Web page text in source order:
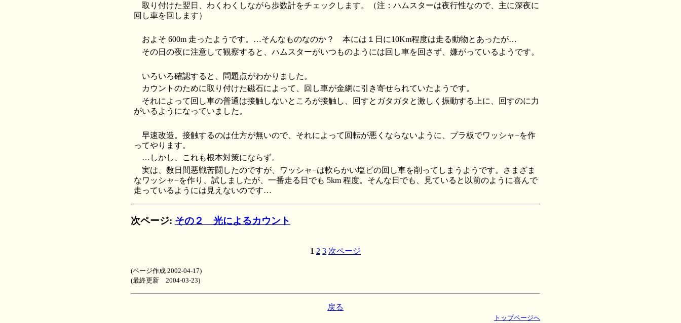
取り付けた翌日、わくわくしながら歩数計をチェックします。（注：ハムスターは夜行性なので、主に深夜に
回し車を回します）
およそ 600m 走ったようです。…そんなものなのか？ 本には１日に10Km程度は走る動物とあったが…
その日の夜に注意して観察すると、ハムスターがいつものようには回し車を回さず、嫌がっているようです。
いろいろ確認すると、問題点がわかりました。
カウントのために取り付けた磁石によって、回し車が金網に引き寄せられていたようです。
それによって回し車の普通は接触しないところが接触し、回すとガタガタと激しく振動する上に、回すのに力
がいるようになっていました。
早速改造。接触するのは仕方が無いので、それによって回転が悪くならないように、プラ板でワッシャ−を作
ってやります。
…しかし、これも根本対策にならず。
実は、数日間悪戦苦闘したのですが、ワッシャ−は軟らかい塩ビの回し車を削ってしまうようです。さまざま
なワッシャ−を作り、試しましたが、一番走る日でも 5km 程度。そんな日でも、見ていると以前のように喜んで
走っているようには見えないのです…
次ページ: その２ 光によるカウント
1 2 3 次ページ
(ページ作成 2002-04-17)
(最終更新 2004-03-23)
戻る
トップページへ